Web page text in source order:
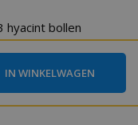
hyacint bollen